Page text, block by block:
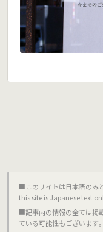
■このサイトは日本語のみ
this site is Japanese text
■記事内の情報の全ては掲
ている可能性もございます｡